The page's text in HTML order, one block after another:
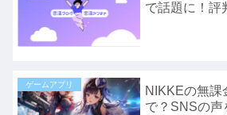
で話題に！評
ゲームアプリ
NIKKEの無課
で？SNSの声